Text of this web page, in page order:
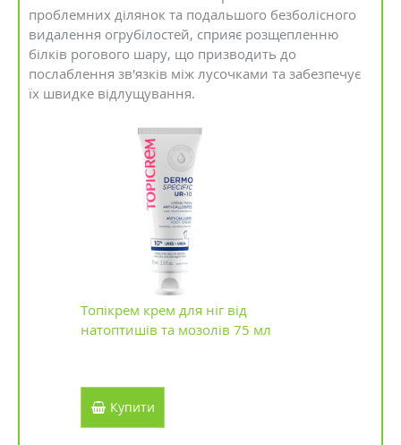
проблемних ділянок та подальшого безболісного
видалення огрубілостей, сприяє розщепленню
білків рогового шару, що призводить до
послаблення зв'язків між лусочками та забезпечує
їх швидке відлущування.
Топікрем крем для ніг від
натоптишів та мозолів 75 мл
Купити